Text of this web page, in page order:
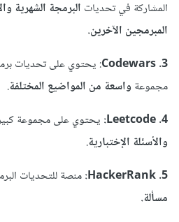
المشاركة في تحديات البرمجة الشهرية
المبرمجين الآخرين.
3. Codewars
:يحتوي على تحديات
مجموعة واسعة من المواضيع المختلفة.
4. Leetcode:
يحتوي على مجموعة
والأسئلة الإختبارية.
5. HackerRank:
منصة للتحديات
مسألة.